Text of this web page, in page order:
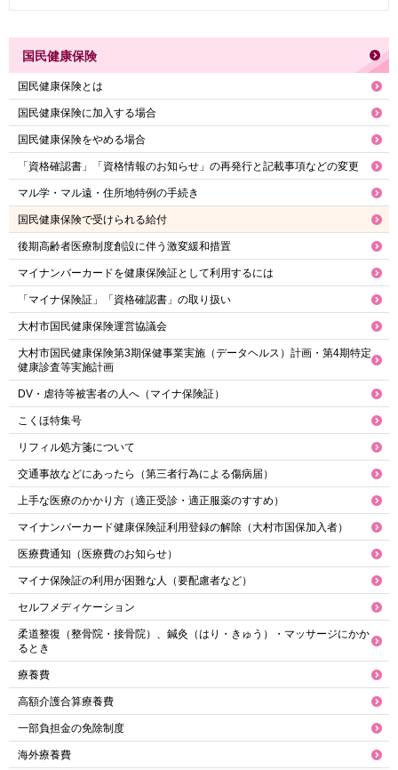
国民健康保険
国民健康保険とは
国民健康保険に加入する場合
国民健康保険をやめる場合
「資格確認書」「資格情報のお知らせ」の再発行と記載事項などの変更
マル学・マル遠・住所地特例の手続き
国民健康保険で受けられる給付
後期高齢者医療制度創設に伴う激変緩和措置
マイナンバーカードを健康保険証として利用するには
「マイナ保険証」「資格確認書」の取り扱い
大村市国民健康保険運営協議会
大村市国民健康保険第3期保健事業実施（データヘルス）計画・第4期特定
健康診査等実施計画
DV・虐待等被害者の人へ（マイナ保険証）
こくほ特集号
リフィル処方箋について
交通事故などにあったら（第三者行為による傷病届）
上手な医療のかかり方（適正受診・適正服薬のすすめ）
マイナンバーカード健康保険証利用登録の解除（大村市国保加入者）
医療費通知（医療費のお知らせ）
マイナ保険証の利用が困難な人（要配慮者など）
セルフメディケーション
柔道整復（整骨院・接骨院）、鍼灸（はり・きゅう）・マッサージにかか
るとき
療養費
高額介護合算療養費
一部負担金の免除制度
海外療養費